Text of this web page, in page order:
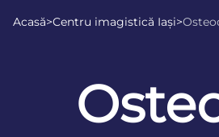
Acasă>Centru imagistică Iași>